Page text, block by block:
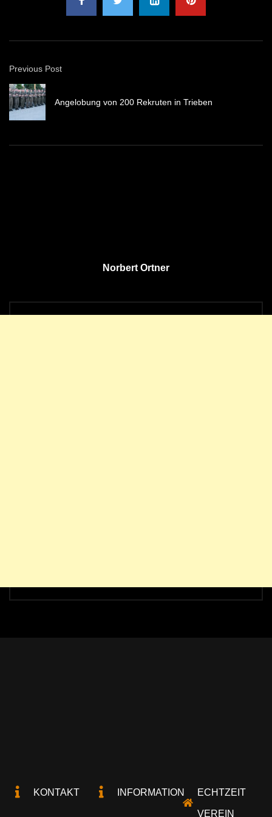
Previous Post
Angelobung von 200 Rekruten in Trieben
Norbert Ortner
KONTAKT INFORMATION ECHTZEIT
VEREIN